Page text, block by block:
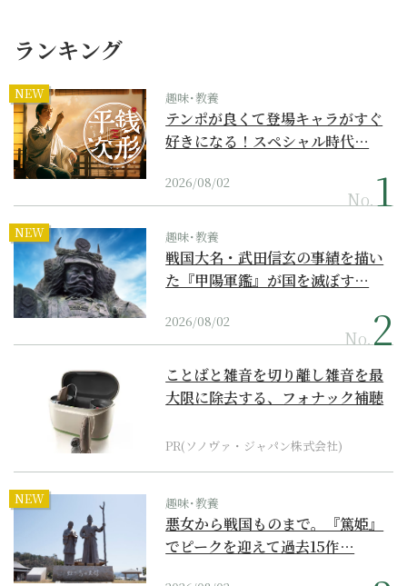
ランキング
NEW 趣味･教養
テンポが良くて登場キャラがすぐ
好きになる！スペシャル時代…
2026/08/02
No.
NEW 趣味･教養
戦国大名・武田信玄の事績を描い
た『甲陽軍鑑』が国を滅ぼす…
2026/08/02
No.
ことばと雑音を切り離し雑音を最
大限に除去する、フォナック補聴
PR(ソノヴァ・ジャパン株式会社)
NEW 趣味･教養
悪女から戦国ものまで。『篤姫』
でピークを迎えて過去15作…